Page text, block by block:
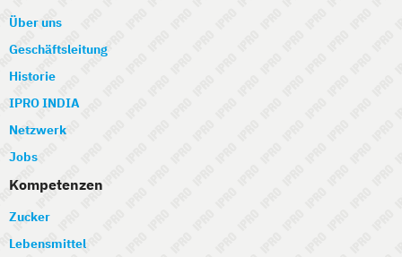
Über uns
Geschäftsleitung
Historie
IPRO INDIA
Netzwerk
Jobs
Kompetenzen
Zucker
Lebensmittel